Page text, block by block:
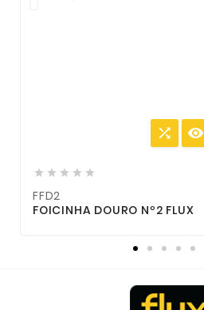
 
    
FFD2
FOICINHA DOURO Nº2 FLUX